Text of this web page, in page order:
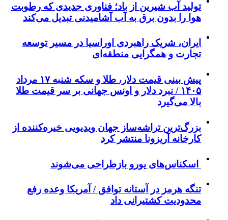
تولید آب شیرین از باد؛ فناوری جدیدی که رطوبت
هوا را بدون برق به آب آشامیدنی تبدیل می‌کند
ایران، شریک راهبردی اوراسیا در مسیر توسعه
تجارت و همگرایی منطقه‌ای
پیش ‌بینی قیمت دلار، طلا و سکه شنبه ۱۷ مرداد
۱۴۰۵ / نبرد دلار و اونس جهانی بر سر قیمت طلا
بالا می‌گیرد
بزرگ‌ترین تراشه‌ساز جهان ویدیویی خیره‌کننده از
کارخانه آریزونا منتشر کرد
اسکناس‌های یورو بازطراحی می‌شوند
تنگه هرمز در آستانه توافق / آمریکا وعده رفع
محدودیت کشتیرانی داد